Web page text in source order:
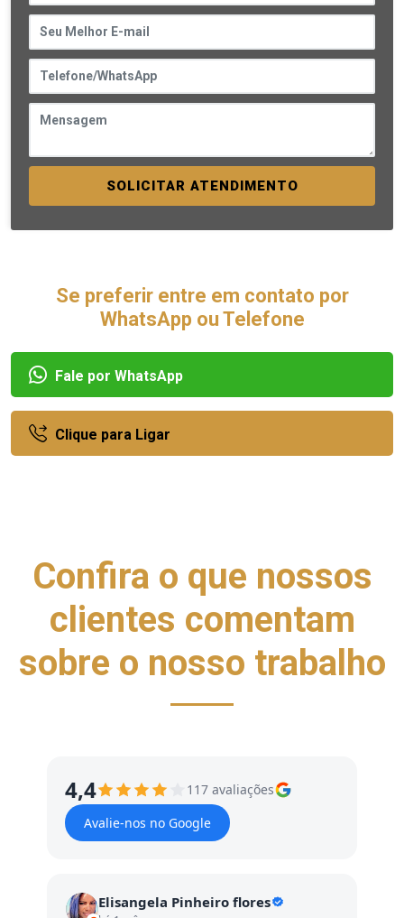
SOLICITAR ATENDIMENTO
Se preferir entre em contato por
WhatsApp ou Telefone
Fale por WhatsApp
Clique para Ligar
Confira o que nossos
clientes comentam
sobre o nosso trabalho
4,4
117 avaliações
Avalie-nos no Google
Elisangela Pinheiro flores